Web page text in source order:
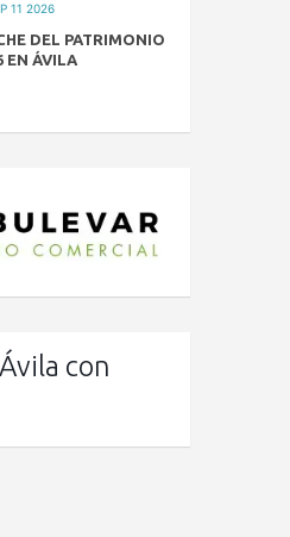
11 2026
DEL PATRIMONIO
EN ÁVILA
con